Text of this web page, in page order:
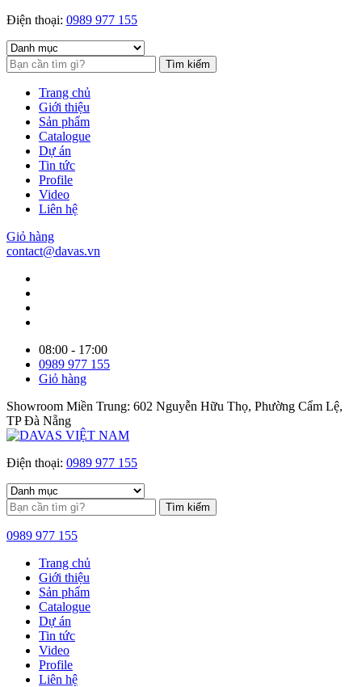
Điện thoại: 0989 977 155
Tìm kiếm
Trang chủ
Giới thiệu
Sản phẩm
Catalogue
Dự án
Tin tức
Profile
Video
Liên hệ
Giỏ hàng
contact@davas.vn
08:00 - 17:00
0989 977 155
Giỏ hàng
Showroom Miền Trung: 602 Nguyễn Hữu Thọ, Phường Cẩm Lệ,
TP Đà Nẵng
Điện thoại: 0989 977 155
Tìm kiếm
0989 977 155
Trang chủ
Giới thiệu
Sản phẩm
Catalogue
Dự án
Tin tức
Video
Profile
Liên hệ